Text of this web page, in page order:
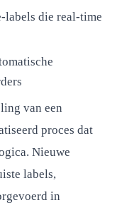
labels die real-time
van een
proces dat
Nieuwe
labels,
in